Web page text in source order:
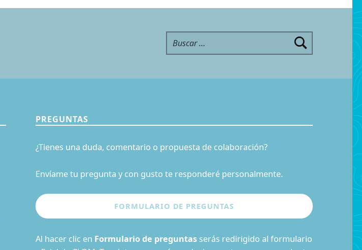
Buscar:
PREGUNTAS
¿Tienes una duda, comentario o propuesta de colaboración?
Envíame tu pregunta y con gusto te responderé personalmente.
Al hacer clic en Formulario de preguntas serás redirigido al formulario